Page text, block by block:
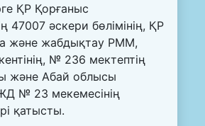
Қорғаныс
47007 әскери бөлімінің, ҚР
және жабдықтау РММ,
№ 236 мектептің
және Абай облысы
№ 23 мекемесінің
қатысты.